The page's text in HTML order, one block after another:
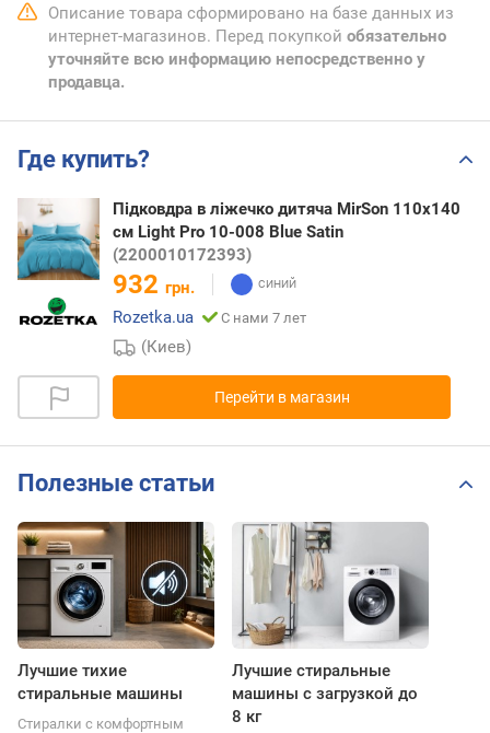
Описание товара сформировано на базе данных из
интернет-магазинов. Перед покупкой обязательно
уточняйте всю информацию непосредственно у
продавца.
Где купить?
Підковдра в ліжечко дитяча MirSon 110x140
см Light Pro 10-008 Blue Satin
(2200010172393)
932 грн.
Rozetka.ua
С нами 7 лет
(Киев)
Перейти в магазин
Полезные статьи
Лучшие тихие
стиральные машины
Стиралки с комфортным
Лучшие стиральные
машины с загрузкой до
8 кг